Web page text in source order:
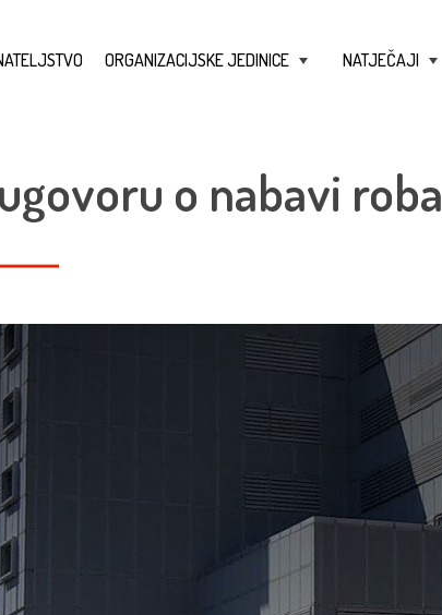
ORGANIZACIJSKE JEDINICE NATJEČAJI
o nabavi roba